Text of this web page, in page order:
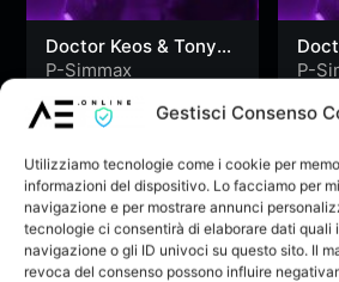
Gestisci Consenso
Utilizziamo tecnologie come i cookie per
informazioni del dispositivo. Lo facciamo per
navigazione e per mostrare annunci
tecnologie ci consentirà di elaborare dati quali
navigazione o gli ID univoci su questo sito. Il
revoca del consenso possono influire
Doctor Keos & Tony
Arms – Don’t Stop
Simmax Driving
Remix)
P-Simmax
Ascolta
P-